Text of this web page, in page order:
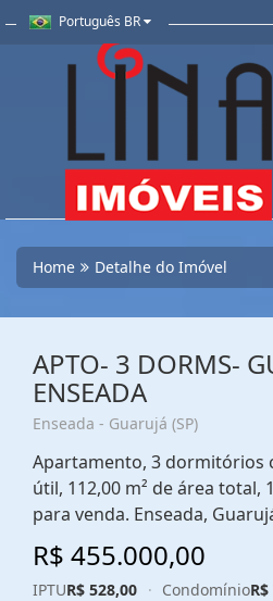
Português BR
Home Detalhe do Imóvel
APTO- 3 DORMS-
ENSEADA
Enseada - Guarujá (SP)
Apartamento, 3 dormitórios
útil, 112,00 m² de área total,
para venda. Enseada,
R$ 455.000,00
IPTUR$ 528,00 · Condomínio